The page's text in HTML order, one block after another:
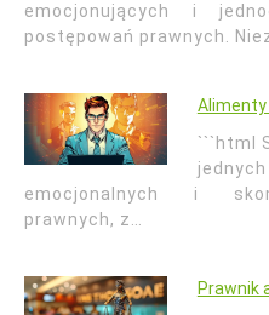
emocjonujących i
postępowań prawnych.
Alimenty
```html
emocjonalnych i
prawnych, z…
Prawnik